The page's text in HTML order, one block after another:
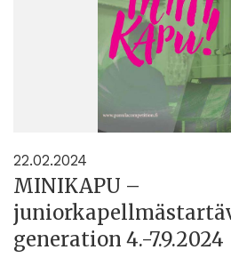
MINIKAPU –
generation 4.-7.9.2024
22.02.2024